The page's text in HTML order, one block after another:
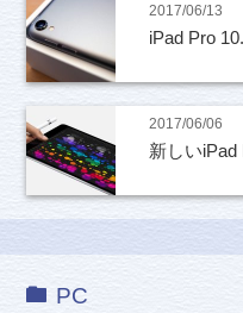
2017/06/13
iPad Pro
2017/06/06
新しいiPad
PC